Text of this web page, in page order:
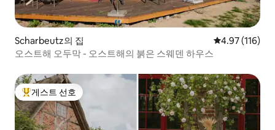
Scharbeutz의 집 평점 4.97점(5
4.97 (116)
오스트해 오두막 - 오스트해의 붉은 스웨덴 하우스
상위 게스트 선호
게스트 선호